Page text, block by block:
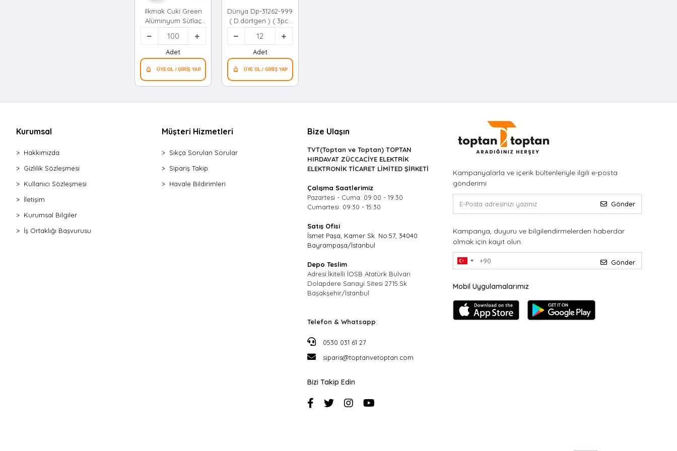
Ilkmak Cuki Green
Alüminyum Sütlaç
Kasesi*100x40
Adet
Dünya Dp-31262-999
( D.dörtgen ) ( 3pcs
= 1000ml ) Easy
Keep Saklama Kabı
( Renkli Plastik &
Şeffaf Kapak )*12=k
Adet
Kurumsal
Hakkımızda
Gizlilik Sözleşmesi
Kullanıcı Sözleşmesi
İletişim
Kurumsal Bilgiler
İş Ortaklığı Başvurusu
Müşteri Hizmetleri
Sıkça Sorulan Sorular
Sipariş Takip
Havale Bildirimleri
Bize Ulaşın
TVT(Toptan ve Toptan) TOPTAN
HIRDAVAT ZÜCCACİYE ELEKTRİK
ELEKTRONİK TİCARET LİMİTED ŞİRKETİ
Çalışma Saatlerimiz
Pazartesi - Cuma: 09:00 - 19:30
Cumartesi: 09:30 - 15:30
Satış Ofisi
İsmet Paşa, Kamer Sk. No:57, 34040
Bayrampaşa/İstanbul
Depo Teslim
Adresi:İkitelli İOSB Atatürk Bulvarı
Dolapdere Sanayi Sitesi 2715.Sk
Başakşehir/İstanbul
Telefon & Whatsapp:
0530 031 61 27
siparis@toptanvetoptan.com
Bizi Takip Edin
Kampanyalarla ve içerik bültenleriyle ilgili e-posta
gönderimi
Gönder
Kampanya, duyuru ve bilgilendirmelerden haberdar
olmak için kayıt olun.
Gönder
Mobil Uygulamalarımız